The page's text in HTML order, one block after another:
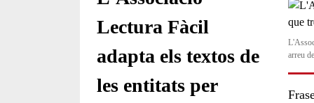
Lectura Fàcil
adapta els textos de
les entitats per
arreu